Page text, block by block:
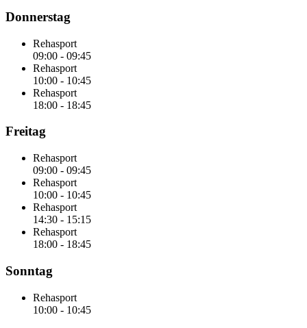
Donnerstag
Rehasport
09:00 - 09:45
Rehasport
10:00 - 10:45
Rehasport
18:00 - 18:45
Freitag
Rehasport
09:00 - 09:45
Rehasport
10:00 - 10:45
Rehasport
14:30 - 15:15
Rehasport
18:00 - 18:45
Sonntag
Rehasport
10:00 - 10:45